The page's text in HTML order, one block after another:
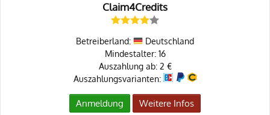
Claim4Credits
Betreiberland:
Deutschland
Mindestalter: 16
Auszahlung ab: 2 €
Auszahlungsvarianten:
Anmeldung Weitere Infos